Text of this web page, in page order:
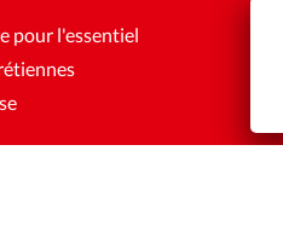
pour l'essentiel